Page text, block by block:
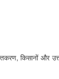
किसानों और